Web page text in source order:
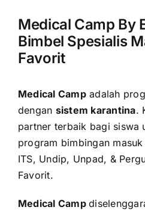
Medical Camp By
Bimbel Spesialis
Favorit
Medical Campadalah
dengan sistem karantina.
partner terbaik bagi siswa
program bimbingan masuk
ITS, Undip, Unpad, &
Favorit.
Medical Camp